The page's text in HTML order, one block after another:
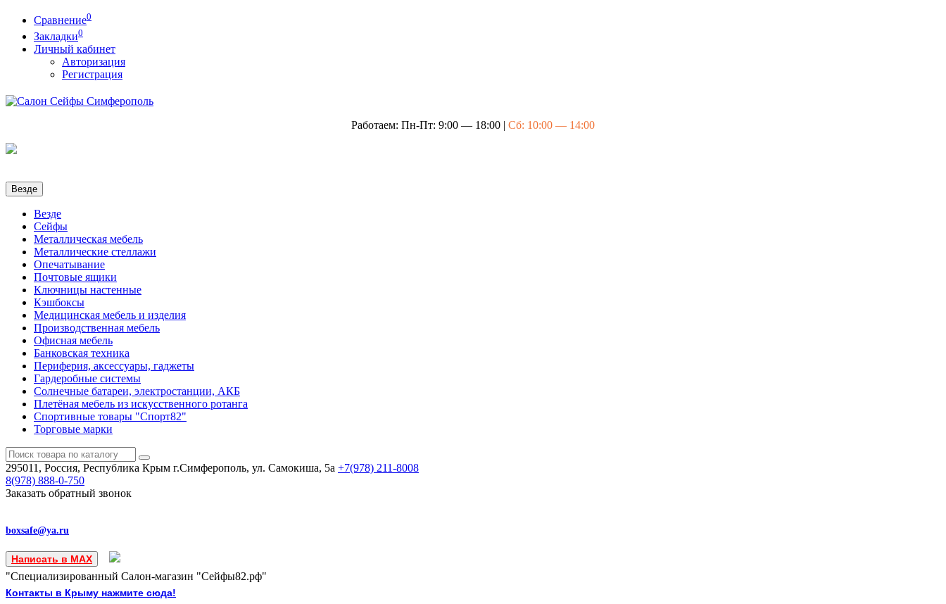
Сравнение0
Закладки0
Личный кабинет
Авторизация
Регистрация
Работаем: Пн-Пт: 9:00 — 18:00 | Сб: 10:00 — 14:00
Везде
Везде
Сейфы
Металлическая мебель
Металлические стеллажи
Опечатывание
Почтовые ящики
Ключницы настенные
Кэшбоксы
Медицинская мебель и изделия
Производственная мебель
Офисная мебель
Банковская техника
Периферия, аксессуары, гаджеты
Гардеробные системы
Солнечные батареи, электростанции, АКБ
Плетёная мебель из искусственного ротанга
Спортивные товары "Спорт82"
Торговые марки
295011, Россия, Республика Крым г.Симферополь, ул. Самокиша, 5а +7(978) 211-8008
8(978) 888-0-750
Заказать обратный звонок
boxsafe@ya.ru
Написать в MAX
"Специализированный Салон-магазин "Сейфы82.рф"
Контакты в Крыму нажмите сюда!